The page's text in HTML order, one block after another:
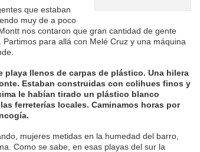
que estaban
muy de a poco
nos contaron que gran cantidad de gente
para allá con Melé Cruz y una máquina
playa llenos de carpas de plástico. Una hilera
Estaban construidas con colihues finos y
le habían tirado un plástico blanco
ferreterías locales. Caminamos horas por
mujeres metidas en la humedad del barro,
Como se sabe, en esas playas del sur la